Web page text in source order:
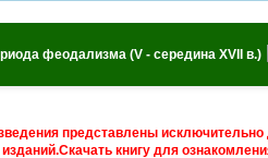
феодализма (V - середина XVII в.)
представлены исключительно
книгу для